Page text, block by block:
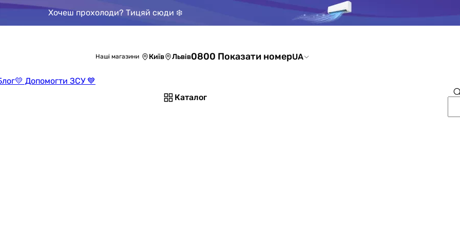
Хочеш прохолоди? Тицяй сюди ❄️
💛 Допомогти ЗСУ 💙
Наші магазини Київ Львів0800 Показати номерUA
Каталог